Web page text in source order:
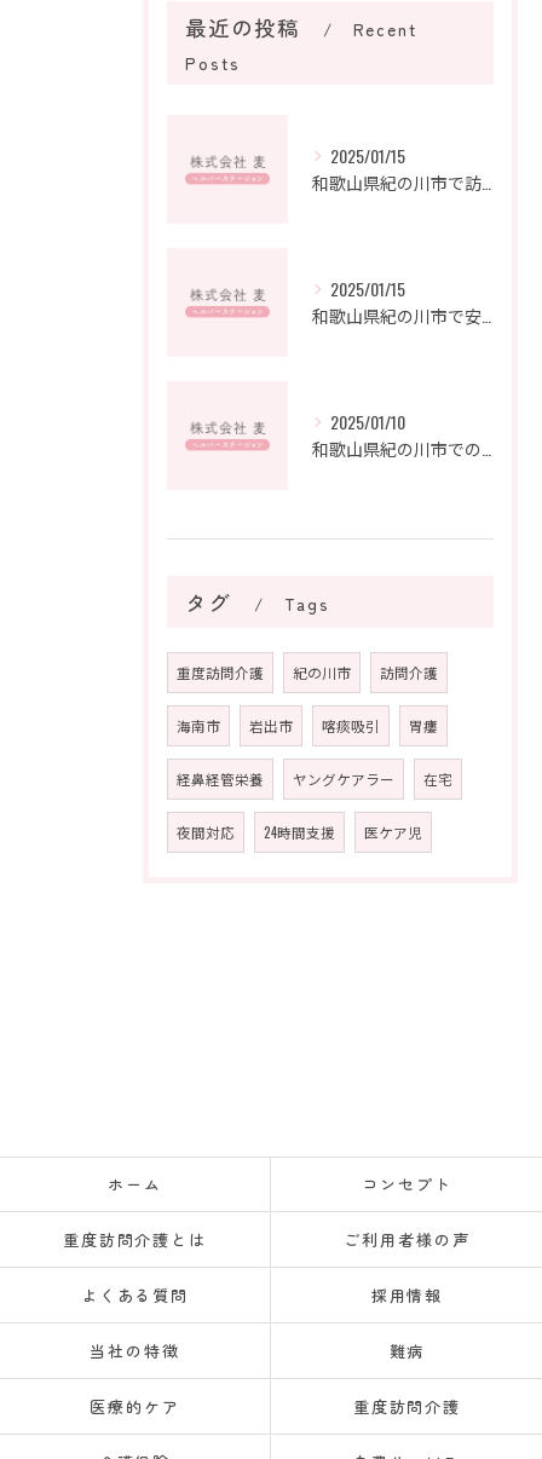
最近の投稿
Recent
Posts
2025/01/15
2025/01/15
2025/01/10
タグ Tags
重度訪問介護 紀の川市 訪問介護
海南市 岩出市 喀痰吸引 胃瘻
経鼻経管栄養 ヤングケアラー 在宅
夜間対応 24時間支援 医ケア児
ホーム コンセプト
重度訪問介護とは ご利用者様の声
よくある質問 採用情報
当社の特徴 難病
医療的ケア 重度訪問介護